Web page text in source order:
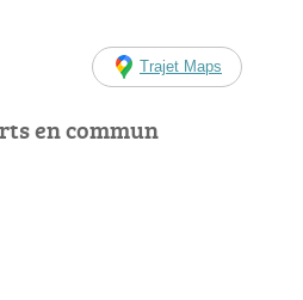
Trajet Maps
en commun